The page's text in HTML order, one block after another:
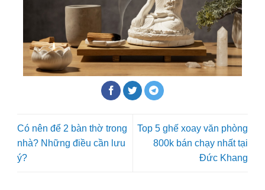
Có nên để 2 bàn thờ trong
nhà? Những điều cần lưu
ý?
Top 5 ghế xoay văn phòng
800k bán chạy nhất tại
Đức Khang